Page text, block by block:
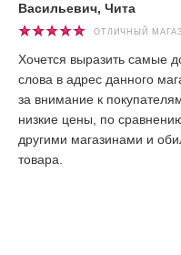
Васильевич, Чита
ОТЛИЧНЫЙ
Хочется выразить самые
слова в адрес данного
за внимание к
низкие цены, по
другими магазинами и
товара.